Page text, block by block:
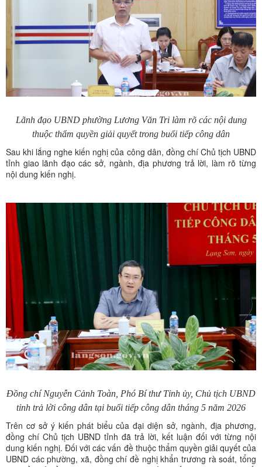
Lãnh đạo UBND phường Lương Văn Tri làm rõ các nội dung
thuộc thẩm quyền giải quyết trong buổi tiếp công dân
Sau khi lắng nghe kiến nghị của công dân, đồng chí Chủ tịch UBND
tỉnh giao lãnh đạo các sở, ngành, địa phương trả lời, làm rõ từng
nội dung kiến nghị.
Đồng chí Nguyễn Cảnh Toàn, Phó Bí thư Tỉnh ủy, Chủ tịch UBND
tỉnh trả lời công dân tại buổi tiếp công dân tháng 5 năm 2026
Trên cơ sở ý kiến phát biểu của đại diện sở, ngành, địa phương,
đồng chí Chủ tịch UBND tỉnh đã trả lời, kết luận đối với từng nội
dung kiến nghị. Đối với các vấn đề thuộc thẩm quyền giải quyết của
UBND các phường, xã, đồng chí đề nghị khẩn trương rà soát, tổng